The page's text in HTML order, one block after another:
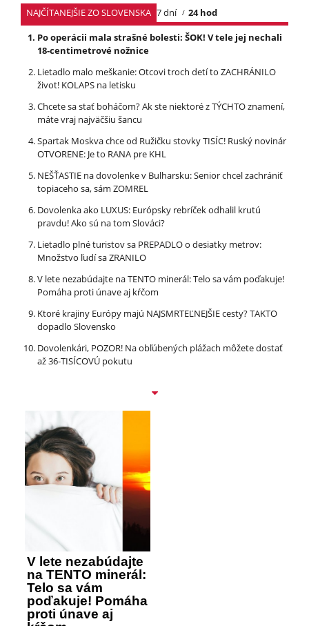
NAJČÍTANEJŠIE ZO SLOVENSKA 7 dní
24 hod
Po operácii mala strašné bolesti: ŠOK! V tele jej nechali
18-centimetrové nožnice
Lietadlo malo meškanie: Otcovi troch detí to ZACHRÁNILO
život! KOLAPS na letisku
Chcete sa stať boháčom? Ak ste niektoré z TÝCHTO znamení,
máte vraj najväčšiu šancu
Spartak Moskva chce od Ružičku stovky TISÍC! Ruský novinár
OTVORENE: Je to RANA pre KHL
NEŠŤASTIE na dovolenke v Bulharsku: Senior chcel zachrániť
topiaceho sa, sám ZOMREL
Dovolenka ako LUXUS: Európsky rebríček odhalil krutú
pravdu! Ako sú na tom Slováci?
Lietadlo plné turistov sa PREPADLO o desiatky metrov:
Množstvo ľudí sa ZRANILO
V lete nezabúdajte na TENTO minerál: Telo sa vám poďakuje!
Pomáha proti únave aj kŕčom
Ktoré krajiny Európy majú NAJSMRTEĽNEJŠIE cesty? TAKTO
dopadlo Slovensko
Dovolenkári, POZOR! Na obľúbených plážach môžete dostať
až 36-TISÍCOVÚ pokutu
V lete nezabúdajte
na TENTO minerál:
Telo sa vám
poďakuje! Pomáha
proti únave aj